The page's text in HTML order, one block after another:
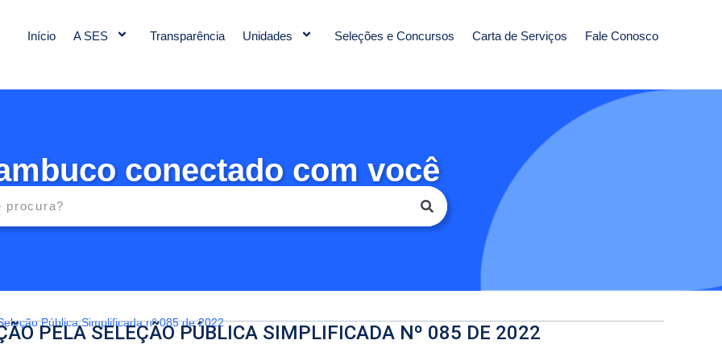
Início A SES Transparência Unidades Seleções e Concursos Carta de Serviços Fale Conosco
conectado com você
Pública Simplificada nº 085 de 2022
PELA SELEÇÃO PÚBLICA SIMPLIFICADA Nº 085 DE 2022